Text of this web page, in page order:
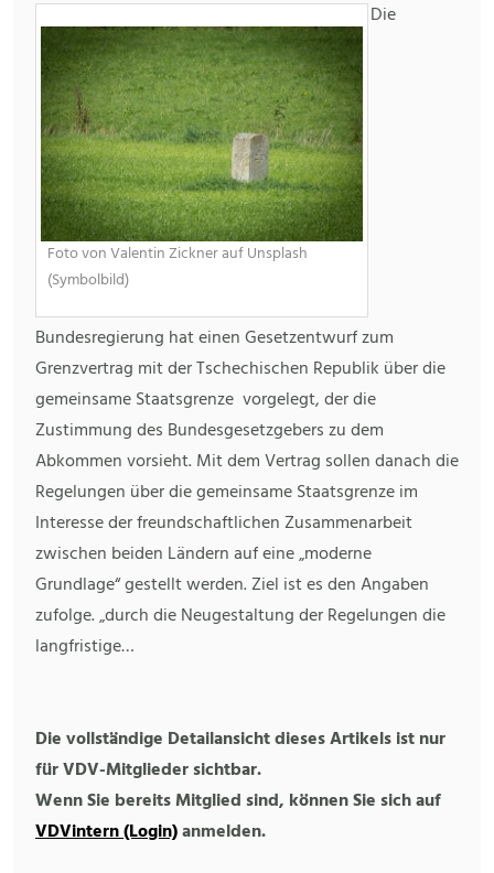
Foto von Valentin Zickner auf Unsplash
(Symbolbild)
Die
Bundesregierung hat einen Gesetzentwurf zum
Grenzvertrag mit der Tschechischen Republik über die
gemeinsame Staatsgrenze vorgelegt, der die
Zustimmung des Bundesgesetzgebers zu dem
Abkommen vorsieht. Mit dem Vertrag sollen danach die
Regelungen über die gemeinsame Staatsgrenze im
Interesse der freundschaftlichen Zusammenarbeit
zwischen beiden Ländern auf eine „moderne
Grundlage“ gestellt werden. Ziel ist es den Angaben
zufolge. „durch die Neugestaltung der Regelungen die
langfristige…
Die vollständige Detailansicht dieses Artikels ist nur
für VDV-Mitglieder sichtbar.
Wenn Sie bereits Mitglied sind, können Sie sich auf
VDVintern (Login)anmelden.